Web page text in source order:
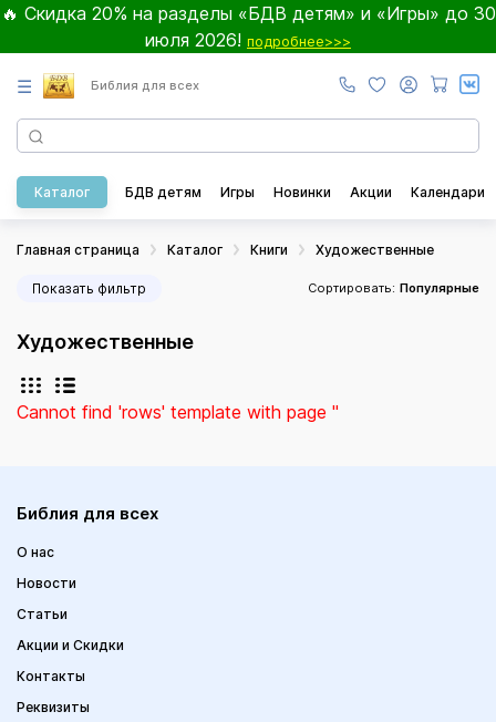
🔥 Скидка 20% на разделы «БДВ детям» и «Игры» до 30
июля 2026! подробнее>>>
☰ Библия для всех
Каталог БДВ детям Игры Новинки Акции Календари
Главная страница Каталог Книги Художественные
Показать фильтр Сортировать: Популярные
Художественные
Cannot find 'rows' template with page ''
Библия для всех
О нас
Новости
Статьи
Акции и Скидки
Контакты
Реквизиты